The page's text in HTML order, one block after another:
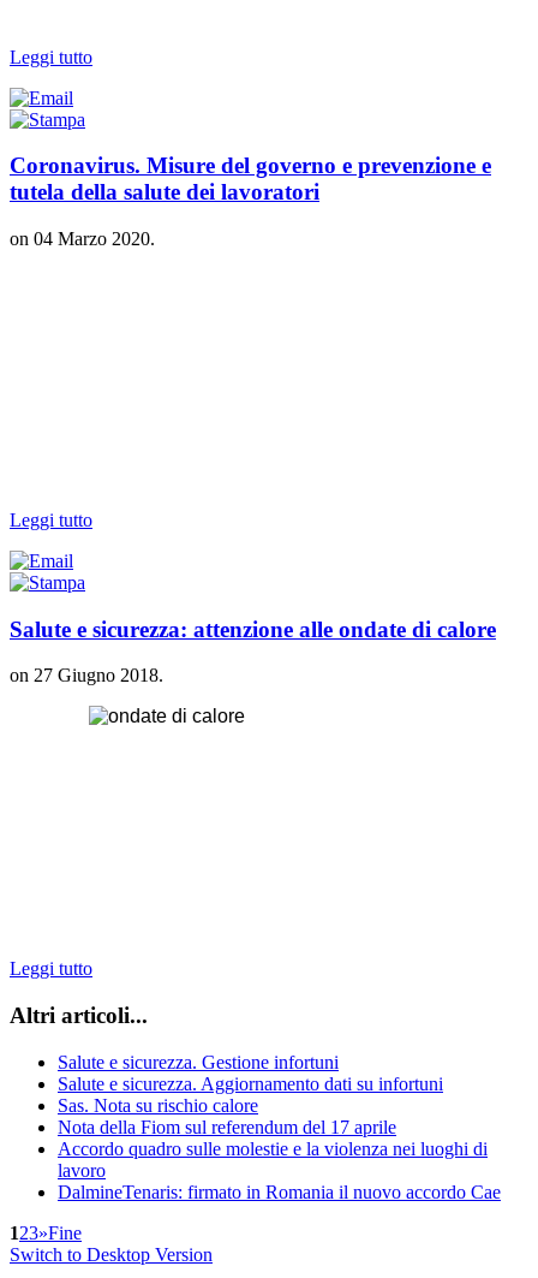
Leggi tutto
Coronavirus. Misure del governo e prevenzione e
tutela della salute dei lavoratori
on 04 Marzo 2020.
Leggi tutto
Salute e sicurezza: attenzione alle ondate di calore
on 27 Giugno 2018.
Leggi tutto
Altri articoli...
Salute e sicurezza. Gestione infortuni
Salute e sicurezza. Aggiornamento dati su infortuni
Sas. Nota su rischio calore
Nota della Fiom sul referendum del 17 aprile
Accordo quadro sulle molestie e la violenza nei luoghi di
lavoro
DalmineTenaris: firmato in Romania il nuovo accordo Cae
123»Fine
Switch to Desktop Version